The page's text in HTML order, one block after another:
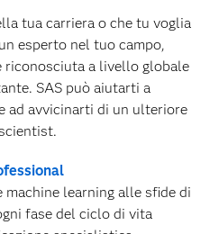
tua carriera o che tu voglia
esperto nel tuo campo,
riconosciuta a livello globale
SAS può aiutarti a
ad avvicinarti di un ulteriore
machine learning alle sfide di
fase del ciclo di vita